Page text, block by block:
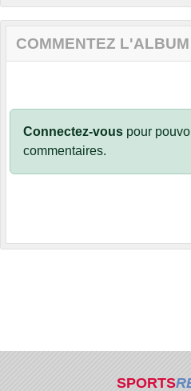
COMMENTEZ L'ALBUM
Connectez-vous pour
commentaires.
SPORTS